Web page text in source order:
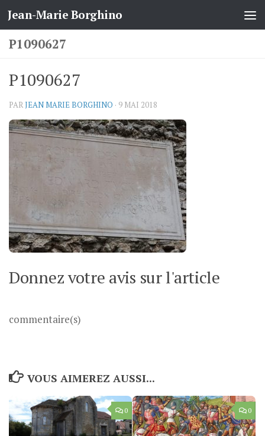
Skip to content
Jean-Marie Borghino
P1090627
P1090627
PARJEAN MARIE BORGHINO · 9 MAI 2018
Donnez votre avis sur l'article
commentaire(s)
VOUS AIMEREZ AUSSI...
0 0